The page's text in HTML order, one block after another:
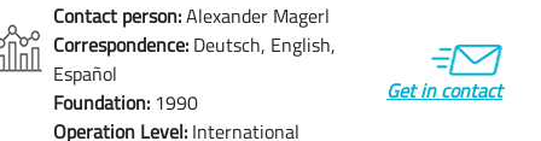
Contact person:Alexander Magerl
Correspondence: Deutsch, English,
Español
Foundation: 1990
Operation Level: International
Get in contact